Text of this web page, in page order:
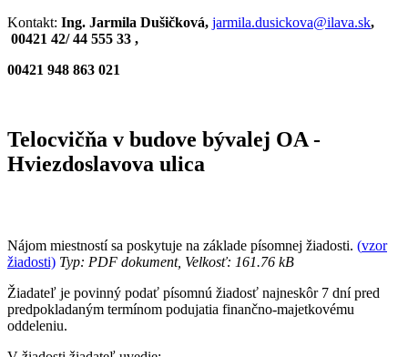
Kontakt: Ing. Jarmila Dušičková, jarmila.dusickova@ilava.sk,
00421 42/ 44 555 33 ,
00421 948 863 021
Telocvičňa v budove bývalej OA -
Hviezdoslavova ulica
Nájom miestností sa poskytuje na základe písomnej žiadosti. (vzor
žiadosti) Typ: PDF dokument, Velkosť: 161.76 kB
Žiadateľ je povinný podať písomnú žiadosť najneskôr 7 dní pred
predpokladaným termínom podujatia finančno-majetkovému
oddeleniu.